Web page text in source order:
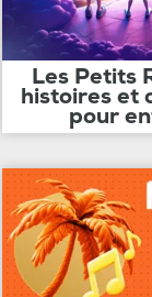
Les Petits
histoires et
pour